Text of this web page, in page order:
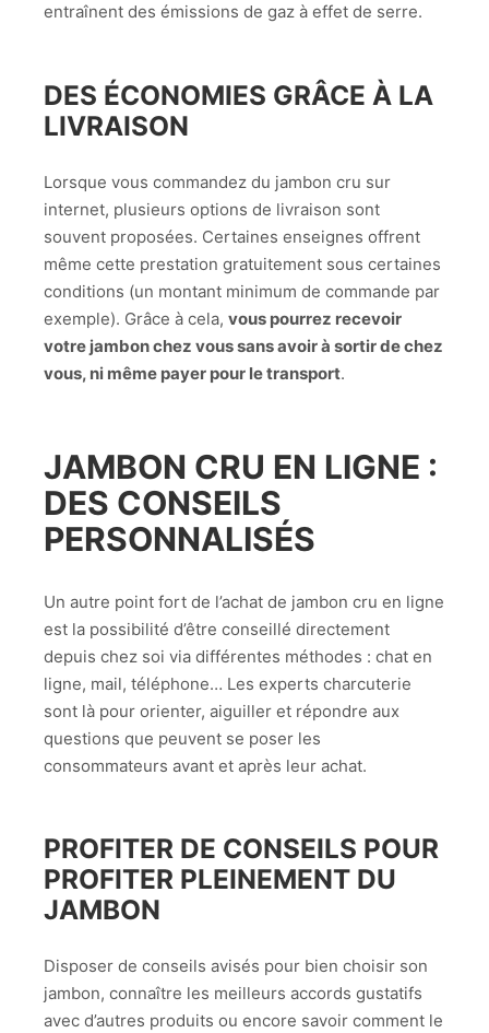
entraînent des émissions de gaz à effet de serre.
DES ÉCONOMIES GRÂCE À LA
LIVRAISON
Lorsque vous commandez du jambon cru sur
internet, plusieurs options de livraison sont
souvent proposées. Certaines enseignes offrent
même cette prestation gratuitement sous certaines
conditions (un montant minimum de commande par
exemple). Grâce à cela, vous pourrez recevoir
votre jambon chez vous sans avoir à sortir de chez
vous, ni même payer pour le transport.
JAMBON CRU EN LIGNE :
DES CONSEILS
PERSONNALISÉS
Un autre point fort de l’achat de jambon cru en ligne
est la possibilité d’être conseillé directement
depuis chez soi via différentes méthodes : chat en
ligne, mail, téléphone… Les experts charcuterie
sont là pour orienter, aiguiller et répondre aux
questions que peuvent se poser les
consommateurs avant et après leur achat.
PROFITER DE CONSEILS POUR
PROFITER PLEINEMENT DU
JAMBON
Disposer de conseils avisés pour bien choisir son
jambon, connaître les meilleurs accords gustatifs
avec d’autres produits ou encore savoir comment le